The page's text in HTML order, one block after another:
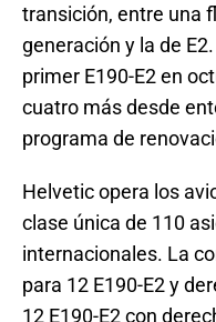
transición, entre una
generación y la de
primer E190-E2 en
cuatro más desde
programa de
Helvetic opera los
clase única de 110
internacionales. La
para 12 E190-E2 y
12 E190-E2 con